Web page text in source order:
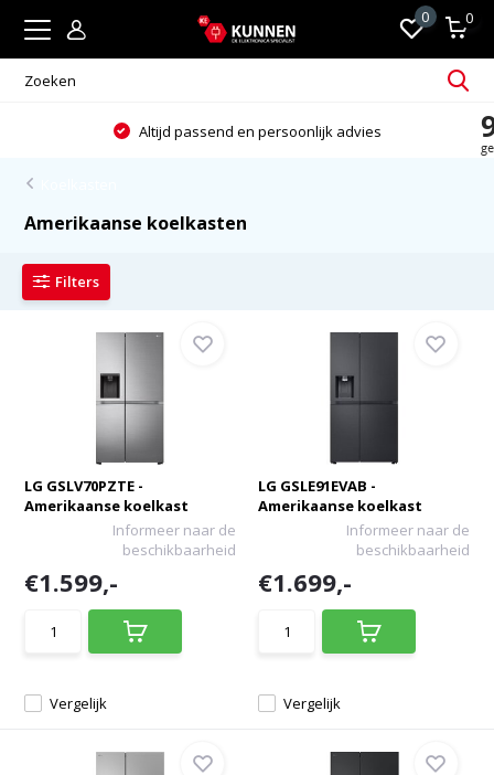
0 0
Altijd passend en persoonlijk advies
Amerikaanse koelkasten
Filters
LG GSLV70PZTE -
Amerikaanse koelkast
Vergelijk
Informeer naar de
beschikbaarheid
€1.599,-
LG GSLE91EVAB -
Amerikaanse koelkast
Vergelijk
Informeer naar de
beschikbaarheid
€1.699,-